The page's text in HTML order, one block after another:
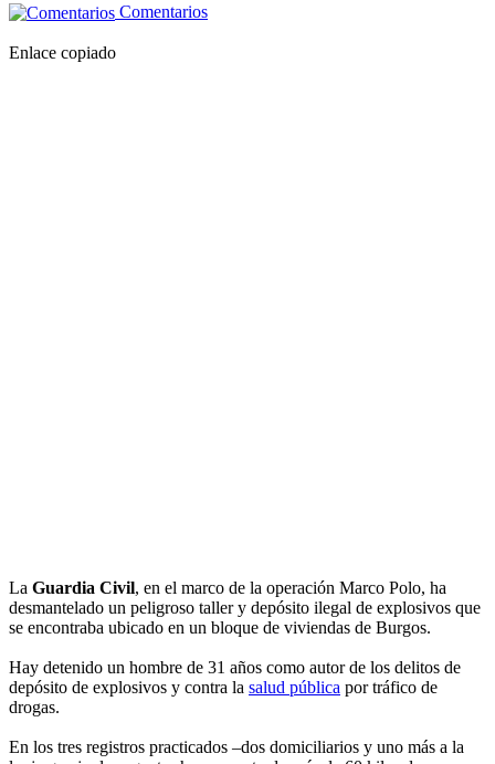
Comentarios
Enlace copiado
La Guardia Civil, en el marco de la operación Marco Polo, ha
desmantelado un peligroso taller y depósito ilegal de explosivos que
se encontraba ubicado en un bloque de viviendas de Burgos.
Hay detenido un hombre de 31 años como autor de los delitos de
depósito de explosivos y contra la salud pública por tráfico de
drogas.
En los tres registros practicados –dos domiciliarios y uno más a la